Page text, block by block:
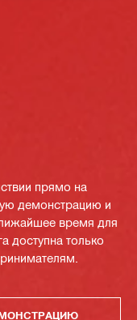
прямо на
демонстрацию и
время для
доступна только